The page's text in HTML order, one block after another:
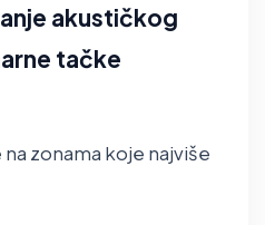
akustičkog
tačke
zonama koje najviše